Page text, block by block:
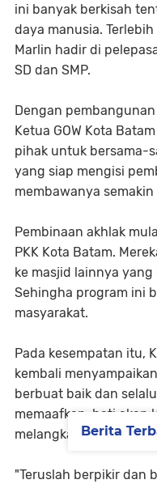
ini banyak berkisah
daya manusia.
Marlin hadir di
SD dan SMP.
Dengan
Ketua GOW Kota
pihak untuk bersama-
yang siap mengisi
membawanya
Pembinaan akhlak
PKK Kota Batam.
ke masjid lainnya
Sehingha program ini
masyarakat.
Pada kesempatan itu,
kembali
berbuat baik dan
memaafkan, hati akan
melangkah ke hari
"Teruslah berpikir dan
Berita